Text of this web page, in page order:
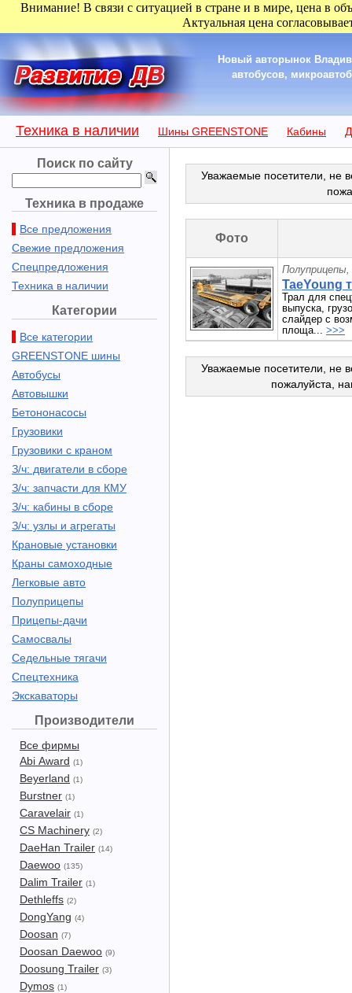
Внимание! В связи с ситуацией в стране и в мире, цена в
Актуальная цена
Новый авторынок
автобусов,
Техника в наличии Шины GREENSTONE Кабины
Поиск по сайту
Техника в продаже
Все предложения
Свежие предложения
Спецпредложения
Техника в наличии
Категории
Все категории
GREENSTONE шины
Автобусы
Автовышки
Бетононасосы
Грузовики
Грузовики с краном
З/ч: двигатели в сборе
З/ч: запчасти для КМУ
З/ч: кабины в сборе
З/ч: узлы и агрегаты
Крановые установки
Краны самоходные
Легковые авто
Полуприцепы
Прицепы-дачи
Самосвалы
Седельные тягачи
Спецтехника
Экскаваторы
Производители
Все фирмы
Abi Award (1)
Beyerland (1)
Burstner (1)
Caravelair (1)
CS Machinery (2)
DaeHan Trailer (14)
Daewoo (135)
Dalim Trailer (1)
Dethleffs (2)
DongYang (4)
Doosan (7)
Doosan Daewoo (9)
Doosung Trailer (3)
Dymos (1)
Уважаемые посетители, не
Фото
TaeYoung
Трал для
выпуска,
слайдер с
площа... >>>
Уважаемые посетители, не
пожалуйста,